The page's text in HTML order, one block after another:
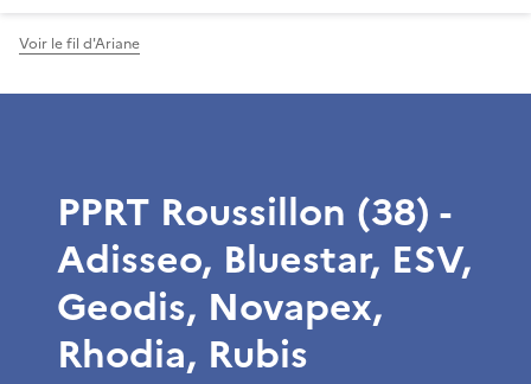
Voir le fil d'Ariane
PPRT Roussillon (38) -
Adisseo, Bluestar, ESV,
Geodis, Novapex,
Rhodia, Rubis